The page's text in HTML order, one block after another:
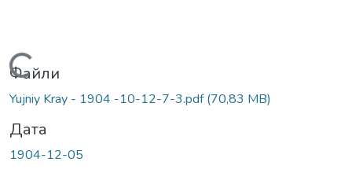
Вантажиться...
Файли
Yujniy Kray - 1904 -10-12-7-3.pdf(70,83 MB)
Дата
1904-12-05